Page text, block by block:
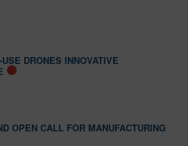
DRONES INNOVATIVE
OPEN CALL FOR MANUFACTURING